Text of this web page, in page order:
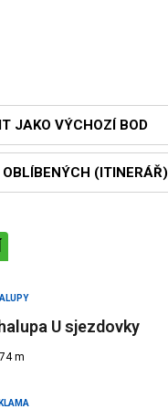
JAKO VÝCHOZÍ BOD
OBLÍBENÝCH (ITINERÁŘ)
U sjezdovky
m